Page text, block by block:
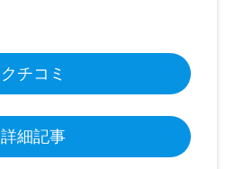
クチコミ
詳細記事